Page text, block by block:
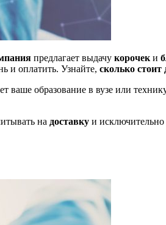
предлагает выдачу корочек и
и оплатить. Узнайте, сколько
ваше образование в вузе или
на доставку и исключительно